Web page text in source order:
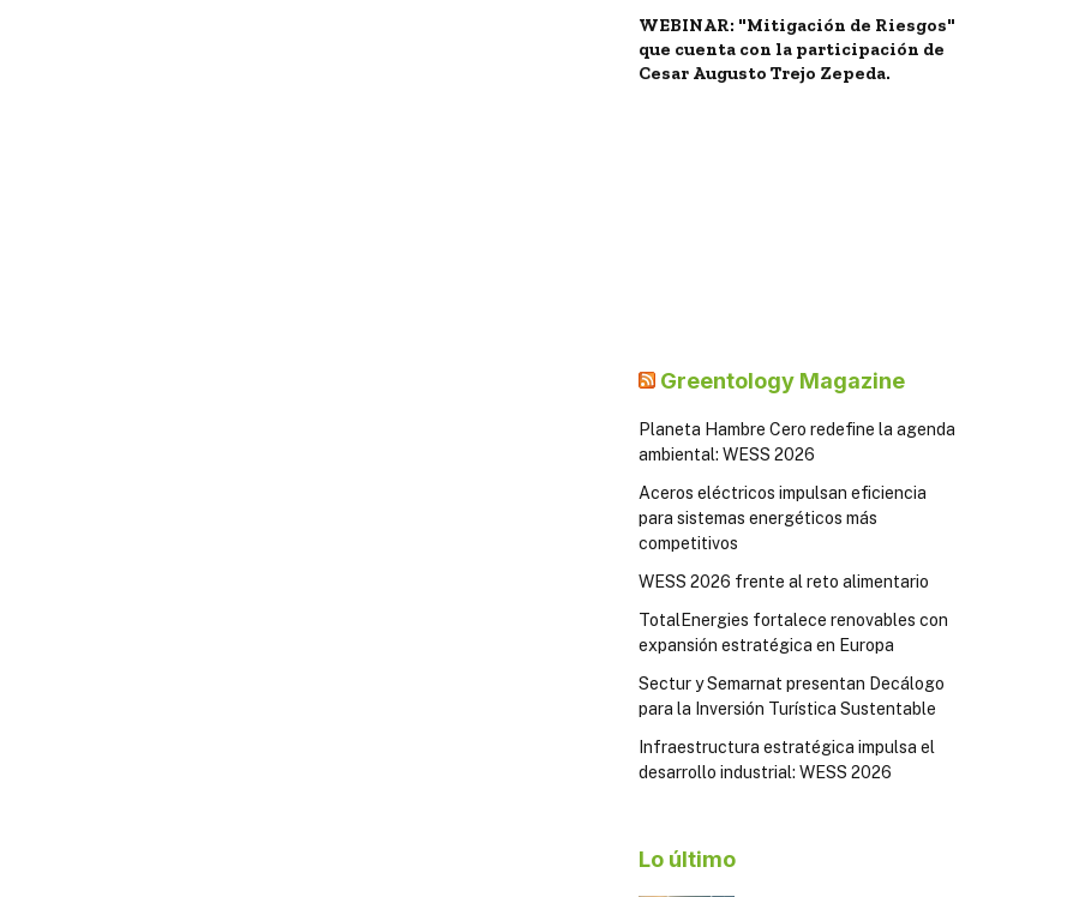
WEBINAR: "Mitigación de Riesgos"
que cuenta con la participación de
Cesar Augusto Trejo Zepeda.
Greentology Magazine
Planeta Hambre Cero redefine la agenda
ambiental: WESS 2026
Aceros eléctricos impulsan eficiencia
para sistemas energéticos más
competitivos
WESS 2026 frente al reto alimentario
TotalEnergies fortalece renovables con
expansión estratégica en Europa
Sectur y Semarnat presentan Decálogo
para la Inversión Turística Sustentable
Infraestructura estratégica impulsa el
desarrollo industrial: WESS 2026
Lo último